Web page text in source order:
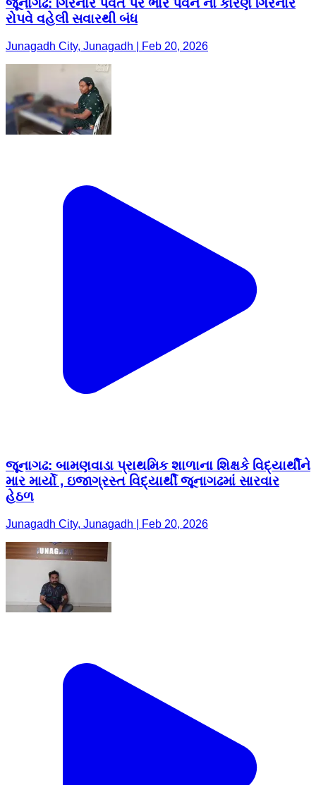
જૂનાગઢ: ગિરનાર પર્વત પર ભારે પવન ના કારણે ગિરનાર
રોપવે વહેલી સવારથી બંધ
Junagadh City, Junagadh | Feb 20, 2026
જૂનાગઢ: બામણવાડા પ્રાથમિક શાળાના શિક્ષકે વિદ્યાર્થીને
માર માર્યો , ઇજાગ્રસ્ત વિદ્યાર્થી જૂનાગઢમાં સારવાર
હેઠળ
Junagadh City, Junagadh | Feb 20, 2026